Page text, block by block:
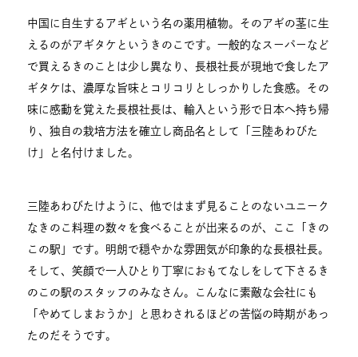
中国に自生するアギという名の薬用植物。そのアギの茎に生
えるのがアギタケというきのこです。一般的なスーパーなど
で買えるきのことは少し異なり、長根社長が現地で食したア
ギタケは、濃厚な旨味とコリコリとしっかりした食感。その
味に感動を覚えた長根社長は、輸入という形で日本へ持ち帰
り、独自の栽培方法を確立し商品名として「三陸あわびた
け」と名付けました。
三陸あわびたけように、他ではまず見ることのないユニーク
なきのこ料理の数々を食べることが出来るのが、ここ「きの
この駅」です。明朗で穏やかな雰囲気が印象的な長根社長。
そして、笑顔で一人ひとり丁寧におもてなしをして下さるき
のこの駅のスタッフのみなさん。こんなに素敵な会社にも
「やめてしまおうか」と思わされるほどの苦悩の時期があっ
たのだそうです。